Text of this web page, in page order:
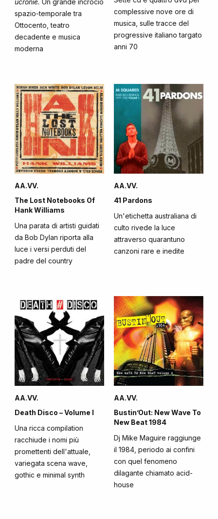
ucronie. Un grande incrocio
spazio-temporale tra
Ottocento, teatro
decadente e musica
moderna
complessive nove ore di
musica, sulle tracce del
progressive italiano targato
anni 70
AA.VV.
The Lost Notebooks Of
Hank Williams
Una parata di artisti guidati
da Bob Dylan riporta alla
luce i versi perduti del
padre del country
AA.VV.
41 Pardons
Un'etichetta australiana di
culto rivede la luce
attraverso quarantuno
canzoni rare e inedite
AA.VV.
Death Disco – Volume I
Una ricca compilation
racchiude i nomi più
promettenti dell'attuale,
variegata scena wave,
gothic e minimal synth
AA.VV.
Bustin’Out: New Wave To
New Beat 1984
Dj Mike Maguire raggiunge
il 1984, periodo ai confini
con quel fenomeno
dilagante chiamato acid-
house